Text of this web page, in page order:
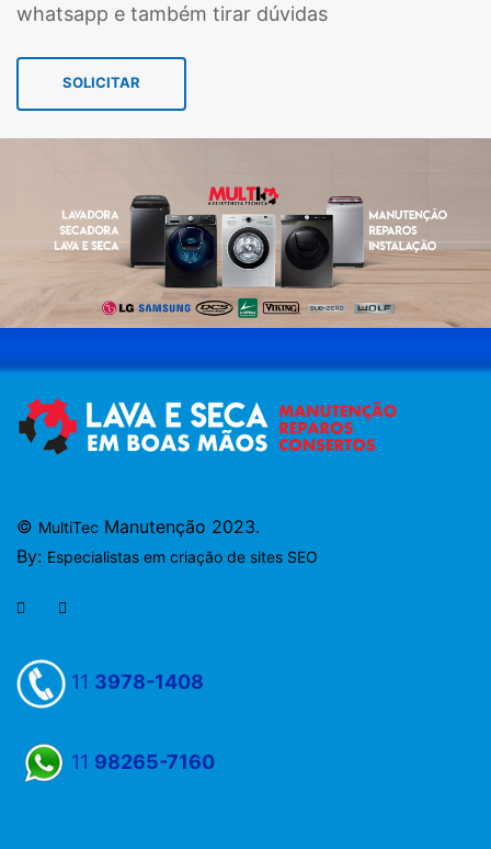
whatsapp e também tirar dúvidas
SOLICITAR
© MultiTec Manutenção 2023.
By: Especialistas em criação de sites SEO
11 3978-1408
11 98265-7160